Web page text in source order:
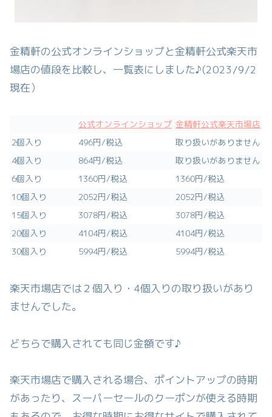
金精軒の公式オンラインショップと金精軒公式楽天市
場店の値段を比較し、一覧表にしました♪(2023/9/2
現在）
公式オンラインショップ 金精軒公式楽天市場店
2個入り
496円/税込
取り扱いがありません
4個入り
864円/税込
取り扱いがありません
6個入り
1360円/税込
1360円/税込
10個入り
2052円/税込
2052円/税込
15個入り
3078円/税込
3078円/税込
20個入り
4104円/税込
4104円/税込
30個入り
5994円/税込 5994円/税込
楽天市場店では２個入り・4個入りの取り扱いがあり
ませんでした。
どちらで購入されても同じ金額です♪
楽天市場店で購入される場合、ポイントアップの時期
があったり、スーパーセールのクーポンが使える時期